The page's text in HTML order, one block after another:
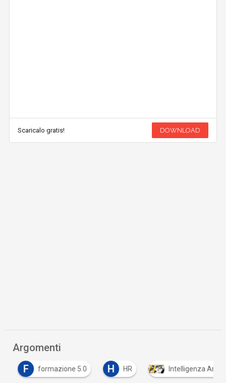
Scaricalo gratis! DOWNLOAD
Argomenti
F
formazione 5.0 H HR Intelligenza